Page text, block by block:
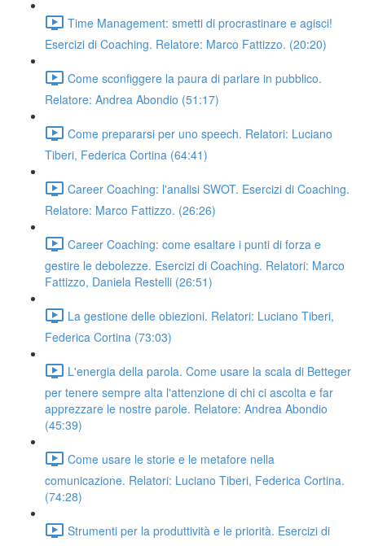
Time Management: smetti di procrastinare e agisci!
Esercizi di Coaching. Relatore: Marco Fattizzo. (20:20)
Come sconfiggere la paura di parlare in pubblico.
Relatore: Andrea Abondio (51:17)
Come prepararsi per uno speech. Relatori: Luciano
Tiberi, Federica Cortina (64:41)
Career Coaching: l'analisi SWOT. Esercizi di Coaching.
Relatore: Marco Fattizzo. (26:26)
Career Coaching: come esaltare i punti di forza e
gestire le debolezze. Esercizi di Coaching. Relatori: Marco
Fattizzo, Daniela Restelli (26:51)
La gestione delle obiezioni. Relatori: Luciano Tiberi,
Federica Cortina (73:03)
L'energia della parola. Come usare la scala di Betteger
per tenere sempre alta l'attenzione di chi ci ascolta e far
apprezzare le nostre parole. Relatore: Andrea Abondio
(45:39)
Come usare le storie e le metafore nella
comunicazione. Relatori: Luciano Tiberi, Federica Cortina.
(74:28)
Strumenti per la produttività e le priorità. Esercizi di